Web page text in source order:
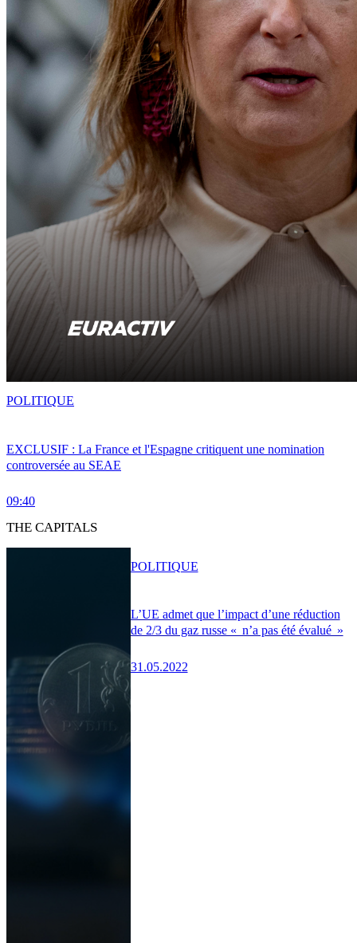
EXCLUSIF : La France et l'Espagne critiquent une nomination
controversée au SEAE
09:40
POLITIQUE
THE CAPITALS
L’UE admet que l’impact d’une réduction
de 2/3 du gaz russe « n’a pas été évalué »
31.05.2022
POLITIQUE